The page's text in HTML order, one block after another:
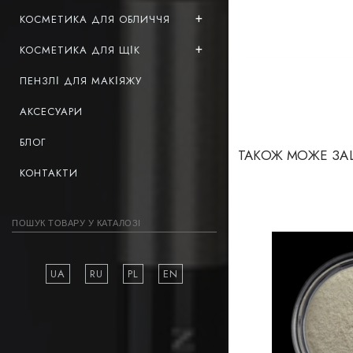
КОСМЕТИКА ДЛЯ ОБЛИЧЧЯ
КОСМЕТИКА ДЛЯ ЩІК
ПЕНЗЛІ ДЛЯ МАКІЯЖУ
АКСЕСУАРИ
БЛОГ
КОНТАКТИ
UA RU PL EN
ТАКОЖ МОЖЕ